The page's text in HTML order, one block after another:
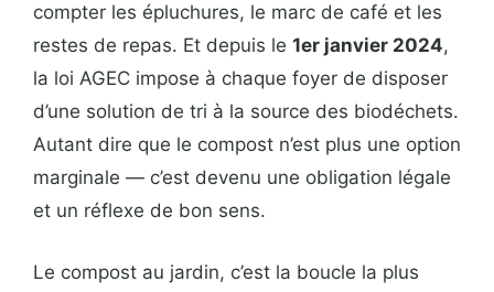
compter les épluchures, le marc de café et les
restes de repas. Et depuis le 1er janvier 2024,
la loi AGEC impose à chaque foyer de disposer
d’une solution de tri à la source des biodéchets.
Autant dire que le compost n’est plus une option
marginale — c’est devenu une obligation légale
et un réflexe de bon sens.
Le compost au jardin, c’est la boucle la plus